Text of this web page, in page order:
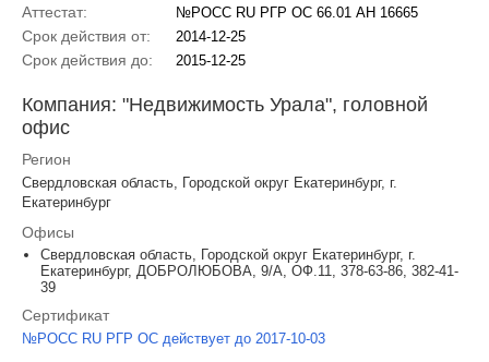
Аттестат: №РОСС RU РГР ОС 66.01 АН 16665
Срок действия от: 2014-12-25
Срок действия до: 2015-12-25
Компания: "Недвижимость Урала", головной
офис
Регион
Свердловская область, Городской округ Екатеринбург, г.
Екатеринбург
Офисы
Свердловская область, Городской округ Екатеринбург, г.
Екатеринбург, ДОБРОЛЮБОВА, 9/А, ОФ.11, 378-63-86, 382-41-
39
Сертификат
№РОСС RU РГР ОС действует до 2017-10-03